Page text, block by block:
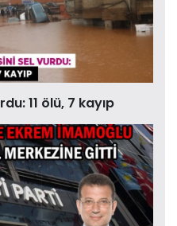
11 ölü, 7 kayıp